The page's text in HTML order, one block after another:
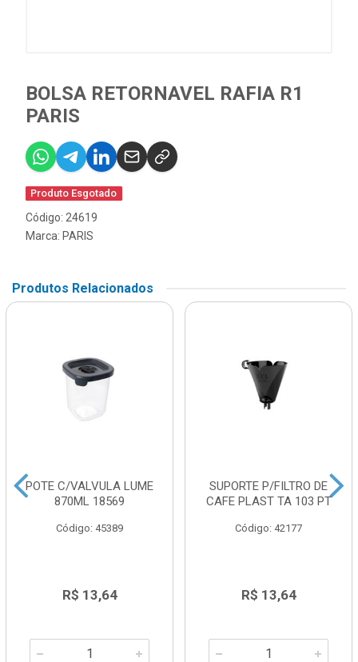
BOLSA RETORNAVEL RAFIA R1
PARIS
Produto Esgotado
Código: 24619
Marca: PARIS
Produtos Relacionados
POTE C/VALVULA LUME
870ML 18569
Código: 45389
R$ 13,64
SUPORTE P/FILTRO DE
CAFE PLAST TA 103 PT
Código: 42177
R$ 13,64